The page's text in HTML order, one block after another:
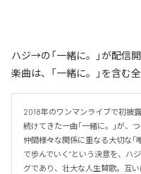
ハジ→の「一緒に。」が配信
楽曲は、「一緒に。」を含む
2018年のワンマンライブで初披
続けてきた一曲「一緒に。」が、
仲間――様々な関係に重なる大切な
で歩んでいく”という決意を、ハ
グであり、壮大な人生賛歌。互